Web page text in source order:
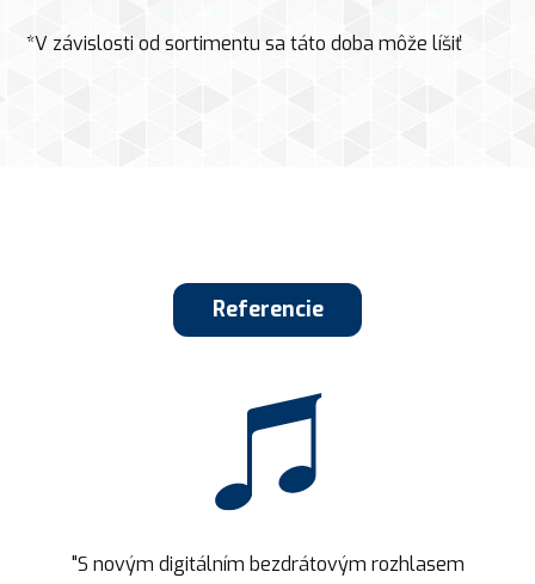
*V závislosti od sortimentu sa táto doba môže líšiť
Referencie
"S novým digitálním bezdrátovým rozhlasem